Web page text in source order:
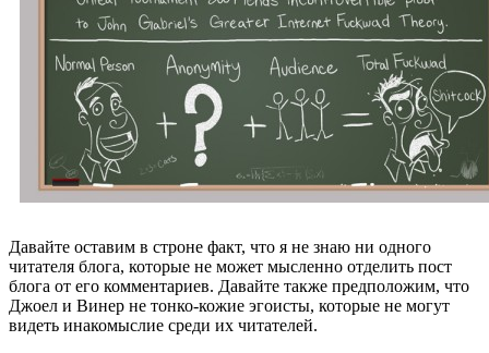
Давайте оставим в строне факт, что я не знаю ни одного
читателя блога, которые не может мысленно отделить пост
блога от его комментариев. Давайте также предположим, что
Джоел и Винер не тонко-кожие эгоисты, которые не могут
видеть инакомыслие среди их читателей.